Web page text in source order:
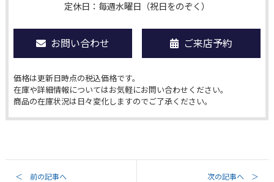
定休日：毎週水曜日（祝日をのぞく）
お問い合わせ ご来店予約
価格は更新日時点の税込価格です。
在庫や詳細情報についてはお気軽にお問い合わせください。
商品の在庫状況は日々変化しますのでご了承ください。
＜ 前の記事へ 次の記事へ ＞